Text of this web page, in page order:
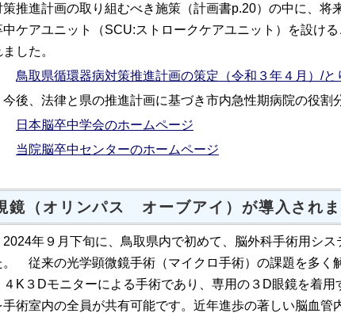
策推進計画の取り組むべき施策（計画書p.20）の中に、将
中ケアユニット（SCU:ストロークケアユニット）を設け
した。
鳥取県循環器病対策推進計画の策定（令和３年４月）/
後、法律と県の推進計画に基づき市内急性期病院の役割
日本脳卒中学会のホームページ
当院脳卒中センターのホームページ
鏡（オリンパス オーブアイ）が導入され
年９月下旬に、鳥取県内で初めて、脳外科手術用シ
。 従来の光学顕微鏡手術（マイクロ手術）の課題を多く
K３Dモニターによる手術であり、専用の３D眼鏡を着用
手術室内の全員が共有可能です。近年進歩の著しい脳血管